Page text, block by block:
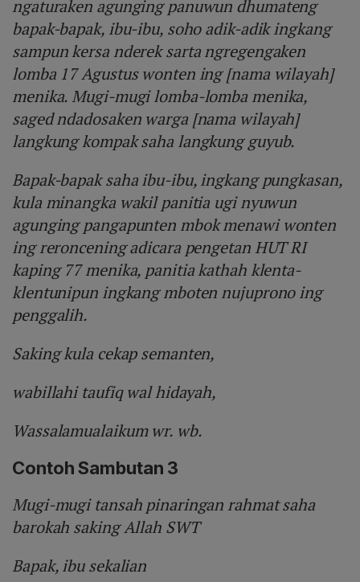
ngaturaken agunging panuwun dhumateng
bapak-bapak, ibu-ibu, soho adik-adik ingkang
sampun kersa nderek sarta ngregengaken
lomba 17 Agustus wonten ing [nama wilayah]
menika. Mugi-mugi lomba-lomba menika,
saged ndadosaken warga [nama wilayah]
langkung kompak saha langkung guyub.
Bapak-bapak saha ibu-ibu, ingkang pungkasan,
kula minangka wakil panitia ugi nyuwun
agunging pangapunten mbok menawi wonten
ing reroncening adicara pengetan HUT RI
kaping 77 menika, panitia kathah klenta-
klentunipun ingkang mboten nujuprono ing
penggalih.
Saking kula cekap semanten,
wabillahi taufiq wal hidayah,
Wassalamualaikum wr. wb.
Contoh Sambutan 3
Mugi-mugi tansah pinaringan rahmat saha
barokah saking Allah SWT
Bapak, ibu sekalian